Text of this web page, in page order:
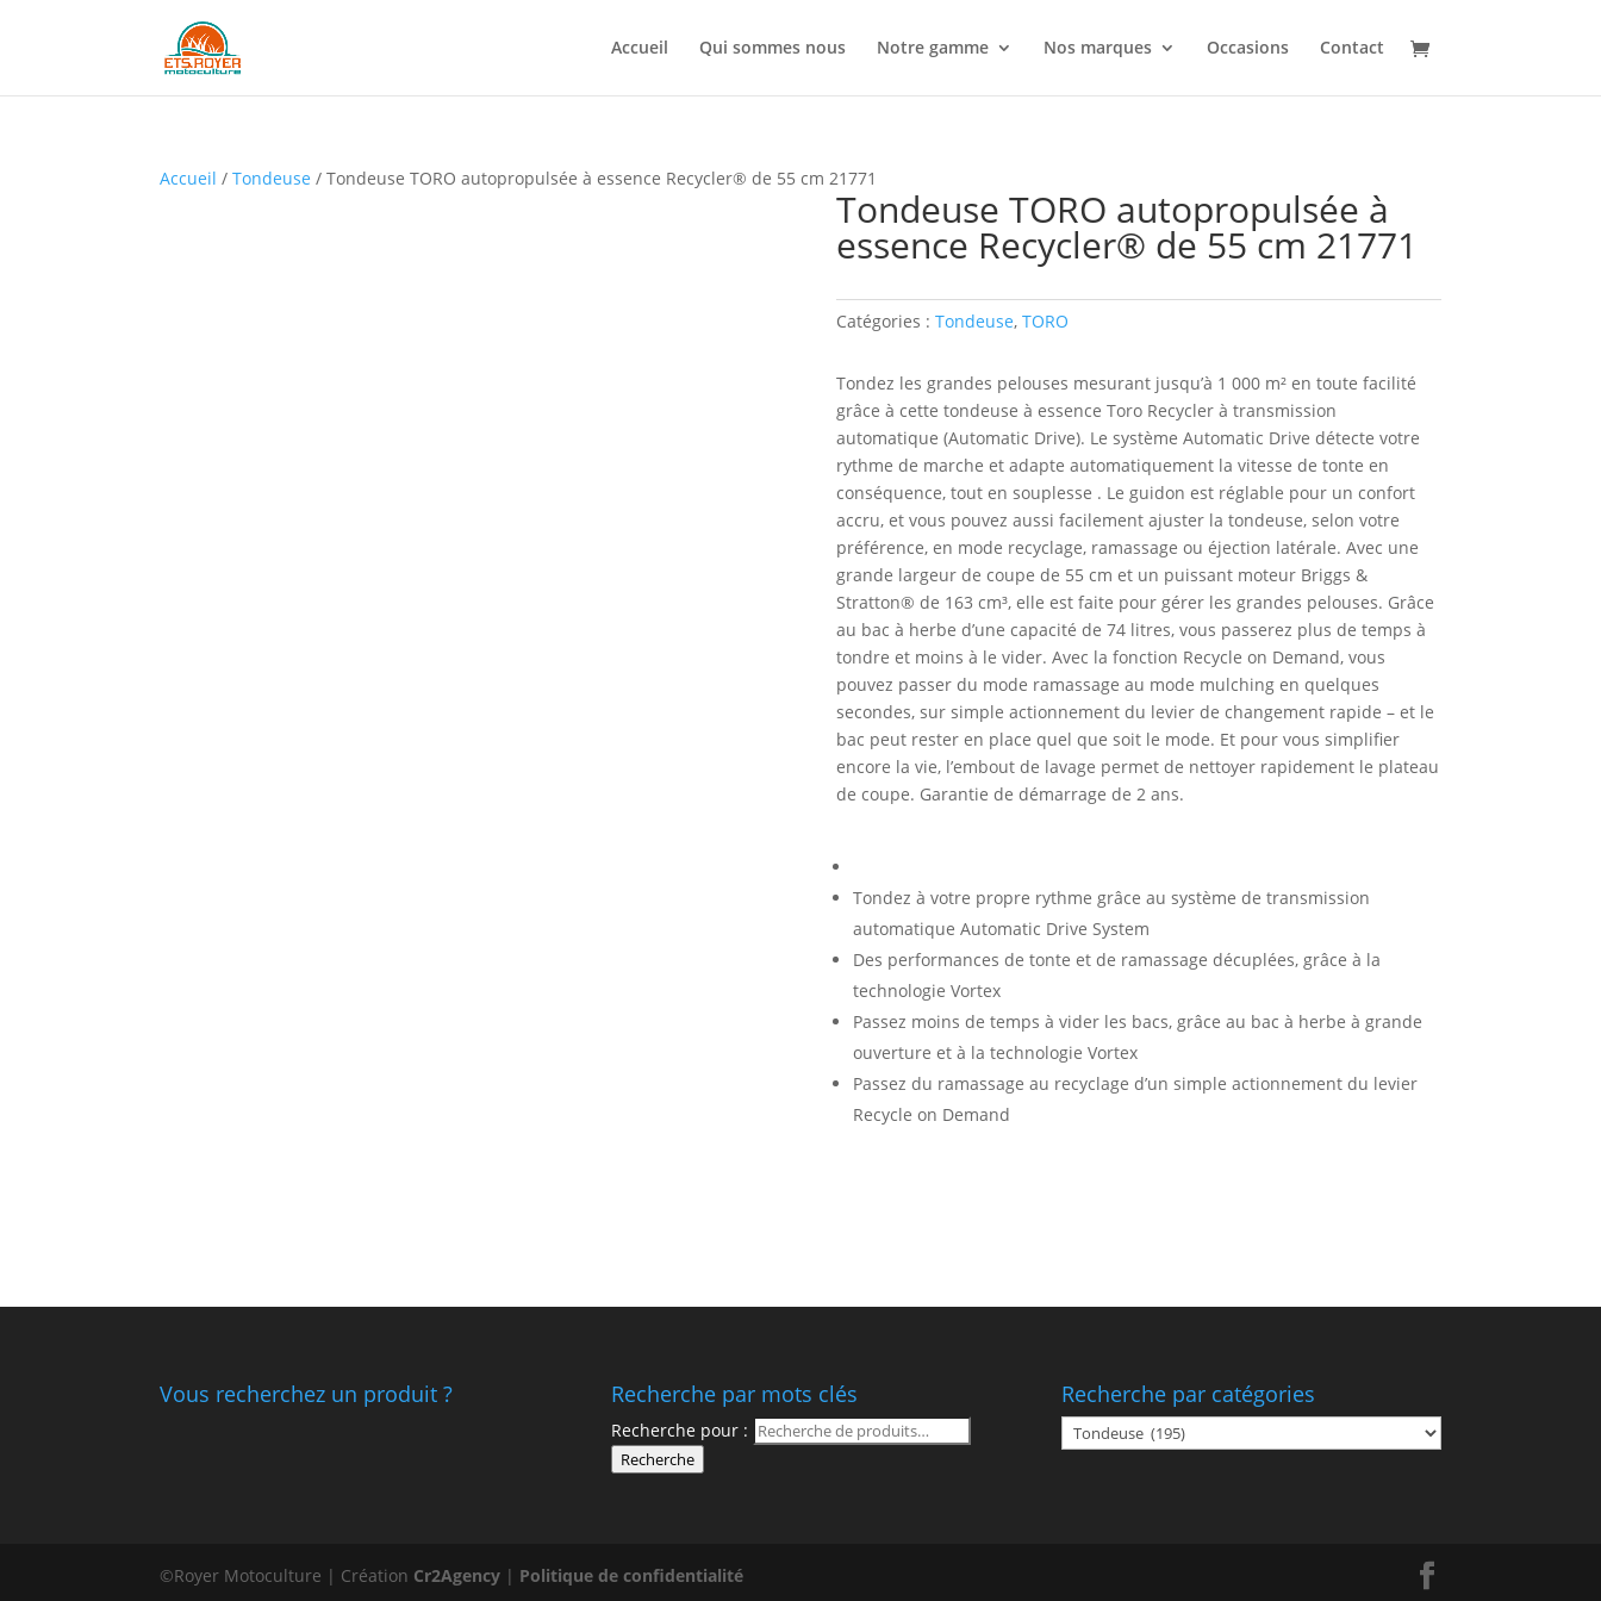
Accueil Qui sommes nous Notre gamme Nos marques Occasions Contact
Accueil /Tondeuse / Tondeuse TORO autopropulsée à essence Recycler® de 55 cm 21771
Tondeuse TORO autopropulsée à
essence Recycler® de 55 cm 21771
Catégories : Tondeuse, TORO
Tondez les grandes pelouses mesurant jusqu’à 1 000 m² en toute facilité
grâce à cette tondeuse à essence Toro Recycler à transmission
automatique (Automatic Drive). Le système Automatic Drive détecte votre
rythme de marche et adapte automatiquement la vitesse de tonte en
conséquence, tout en souplesse . Le guidon est réglable pour un confort
accru, et vous pouvez aussi facilement ajuster la tondeuse, selon votre
préférence, en mode recyclage, ramassage ou éjection latérale. Avec une
grande largeur de coupe de 55 cm et un puissant moteur Briggs &
Stratton® de 163 cm³, elle est faite pour gérer les grandes pelouses. Grâce
au bac à herbe d’une capacité de 74 litres, vous passerez plus de temps à
tondre et moins à le vider. Avec la fonction Recycle on Demand, vous
pouvez passer du mode ramassage au mode mulching en quelques
secondes, sur simple actionnement du levier de changement rapide – et le
bac peut rester en place quel que soit le mode. Et pour vous simplifier
encore la vie, l’embout de lavage permet de nettoyer rapidement le plateau
de coupe. Garantie de démarrage de 2 ans.
Tondez à votre propre rythme grâce au système de transmission
automatique Automatic Drive System
Des performances de tonte et de ramassage décuplées, grâce à la
technologie Vortex
Passez moins de temps à vider les bacs, grâce au bac à herbe à grande
ouverture et à la technologie Vortex
Passez du ramassage au recyclage d’un simple actionnement du levier
Recycle on Demand
Vous recherchez un produit ? Recherche par mots clés
Recherche pour :
Recherche
Recherche par catégories
©Royer Motoculture | Création Cr2Agency | Politique de confidentialité